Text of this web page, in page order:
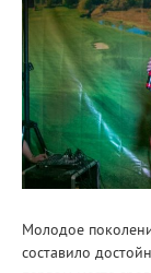
Молодое
составило